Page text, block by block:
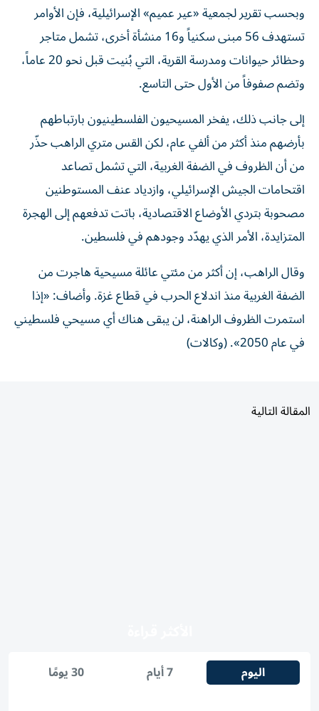
وبحسب تقرير لجمعية «عير عميم» الإسرائيلية، فإن الأوامر
تستهدف 56 مبنى سكنياً و16 منشأة أخرى، تشمل متاجر
وحظائر حيوانات ومدرسة القرية، التي بُنيت قبل نحو 20 عاماً،
وتضم صفوفاً من الأول حتى التاسع.
إلى جانب ذلك، يفخر المسيحيون الفلسطينيون بارتباطهم
بأرضهم منذ أكثر من ألفي عام، لكن القس متري الراهب حذّر
من أن الظروف في الضفة الغربية، التي تشمل تصاعد
اقتحامات الجيش الإسرائيلي، وازدياد عنف المستوطنين
مصحوبة بتردي الأوضاع الاقتصادية، باتت تدفعهم إلى الهجرة
المتزايدة، الأمر الذي يهدّد وجودهم في فلسطين.
وقال الراهب، إن أكثر من مئتي عائلة مسيحية هاجرت من
الضفة الغربية منذ اندلاع الحرب في قطاع غزة. وأضاف: «إذا
استمرت الظروف الراهنة، لن يبقى هناك أي مسيحي فلسطيني
في عام 2050». (وكالات)
المقالة التالية
اليوم 7 أيام 30 يومًا